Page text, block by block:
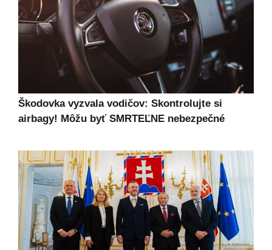
Škodovka vyzvala vodičov: Skontrolujte si
airbagy! Môžu byť SMRTEĽNE nebezpečné